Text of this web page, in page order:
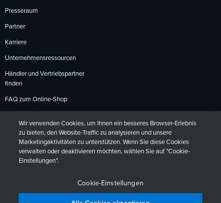
Presseraum
Partner
Karriere
Unternehmensressourcen
Händler und Vertriebspartner
finden
FAQ zum Online-Shop
Rückgabebedingungen
DeutschFrançaisEspañol日本語
Wir verwenden Cookies, um Ihnen ein besseres Browser-Erlebnis
zu bieten, den Website-Traffic zu analysieren und unsere
Marketingaktivitäten zu unterstützen. Wenn Sie diese Cookies
verwalten oder deaktivieren möchten, wählen Sie auf "Cookie-
Einstellungen".
Cookie-Einstellungen